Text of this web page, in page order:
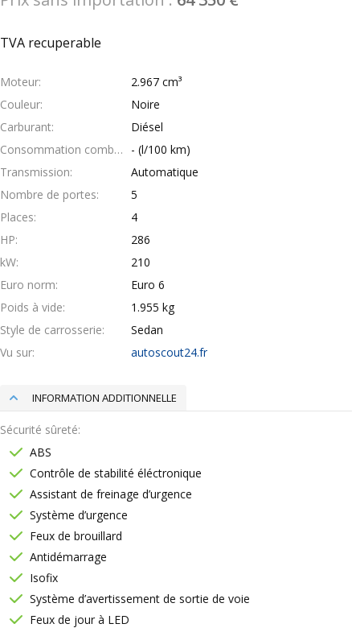
TVA recuperable
Moteur
2.967 cm³
Couleur
Noire
Carburant
Diésel
Consommation combinée
- (l/100 km)
Transmission
Automatique
Nombre de portes
5
Places
4
HP
286
kW
210
Euro norm
Euro 6
Poids à vide
1.955 kg
Style de carrosserie
Sedan
Vu sur
autoscout24.fr
INFORMATION ADDITIONNELLE
Sécurité sûreté
ABS
Contrôle de stabilité éléctronique
Assistant de freinage d’urgence
Système d’urgence
Feux de brouillard
Antidémarrage
Isofix
Système d’avertissement de sortie de voie
Feux de jour à LED